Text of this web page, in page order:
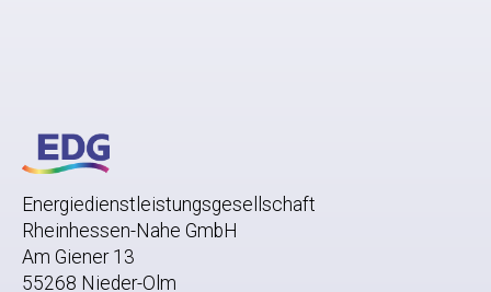
Energiedienstleistungsgesellschaft
Rheinhessen-Nahe GmbH
Am Giener 13
55268 Nieder-Olm